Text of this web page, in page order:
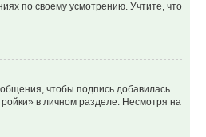
по своему усмотрению. Учтите, что
чтобы подпись добавилась.
в личном разделе. Несмотря на